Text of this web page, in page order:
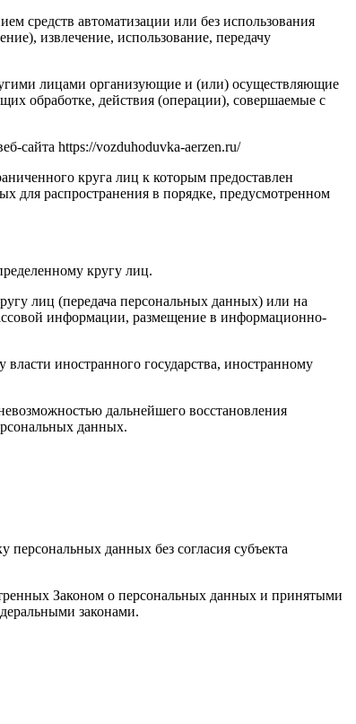
средств автоматизации или без использования
извлечение, использование, передачу
лицами организующие и (или) осуществляющие
обработке, действия (операции), совершаемые с
сайта https://vozduhoduvka-aerzen.ru/
круга лиц к которым предоставлен
для распространения в порядке, предусмотренном
кругу лиц.
лиц (передача персональных данных) или на
информации, размещение в информационно-
иностранного государства, иностранному
дальнейшего восстановления
данных.
данных без согласия субъекта
Законом о персональных данных и принятыми
законами.